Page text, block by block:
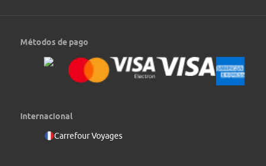
Día 12: Bangkok - Madrid
tomar vuelo de regreso con destino a España. Fin de nuestros
servicios.
Métodos de pago
Internacional
Carrefour Voyages